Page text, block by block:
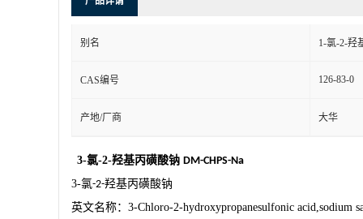
别名 1-氯-2-羟
CAS编号 126-83-0
产地/厂商 大华
3-氯-2-羟基丙磺酸钠 DM-CHPS-Na
3-氯-2-羟基丙磺酸钠
英文名称： 3-Chloro-2-hydroxypropanesulfonic acid,sodium